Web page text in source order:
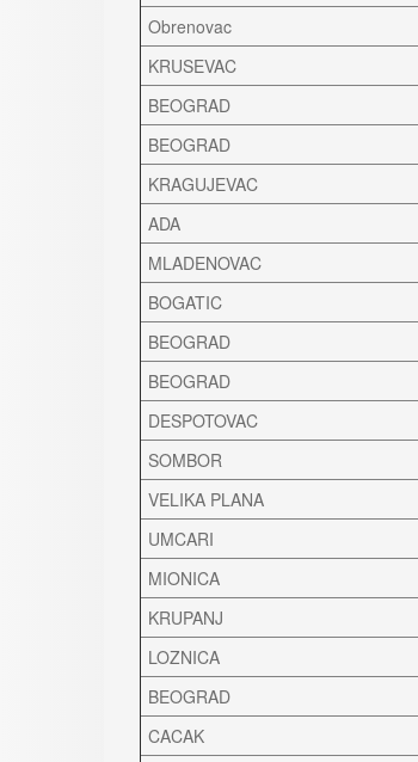
Obrenovac
KRUSEVAC
BEOGRAD
BEOGRAD
KRAGUJEVAC
ADA
MLADENOVAC
BOGATIC
BEOGRAD
BEOGRAD
DESPOTOVAC
SOMBOR
VELIKA PLANA
UMCARI
MIONICA
KRUPANJ
LOZNICA
BEOGRAD
CACAK